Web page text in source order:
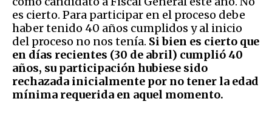
es cierto. Para participar en el proceso debe
haber tenido 40 años cumplidos y al inicio
del proceso no nos tenía. Si bien es cierto que
en días recientes (30 de abril) cumplió 40
años, su participación hubiese sido
rechazada inicialmente por no tener la edad
mínima requerida en aquel momento.